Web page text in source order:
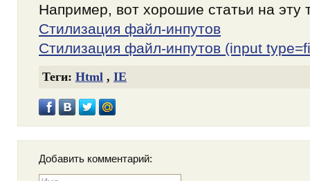
Например, вот хорошие статьи на эту
Стилизация файл-инпутов
Стилизация файл-инпутов (input
Теги: Html , IE
Добавить комментарий: